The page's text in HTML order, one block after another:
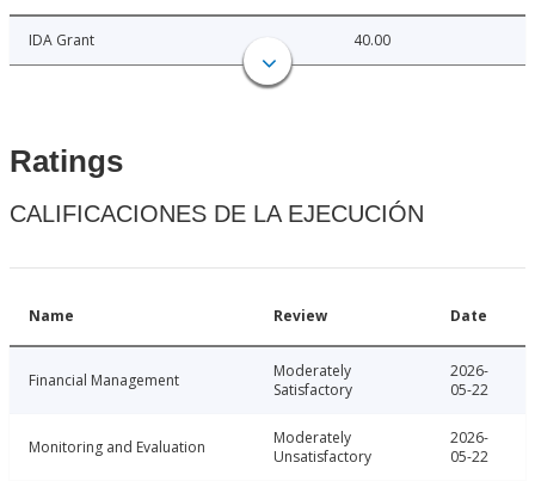
IDA Grant 40.00
Ratings
CALIFICACIONES DE LA EJECUCIÓN
Name Review Date
Financial Management
Moderately
Satisfactory
2026-
05-22
Monitoring and Evaluation
Moderately
Unsatisfactory
2026-
05-22